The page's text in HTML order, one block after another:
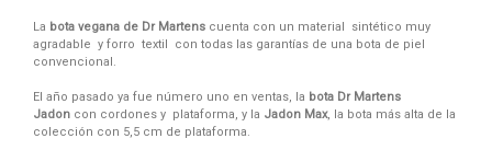
La bota vegana de Dr Martens cuenta con un material sintético muy
agradable y forro textil con todas las garantías de una bota de piel
convencional.
El año pasado ya fue número uno en ventas, la bota Dr Martens
Jadon con cordones y plataforma, y la Jadon Max, la bota más alta de la
colección con 5,5 cm de plataforma.